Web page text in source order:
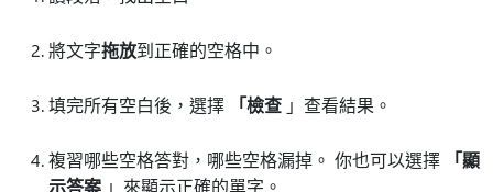
將文字拖放到正確的空格中。
填完所有空白後，選擇 「檢查 」查看結果。
複習哪些空格答對，哪些空格漏掉。 你也可以選擇
「顯
示答案 」來顯示正確的單字。